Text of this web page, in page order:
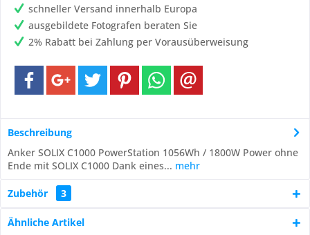
schneller Versand innerhalb Europa
ausgebildete Fotografen beraten Sie
2% Rabatt bei Zahlung per Vorausüberweisung
Beschreibung
Anker SOLIX C1000 PowerStation 1056Wh / 1800W Power ohne
Ende mit SOLIX C1000 Dank eines... mehr
Zubehör 3
Ähnliche Artikel